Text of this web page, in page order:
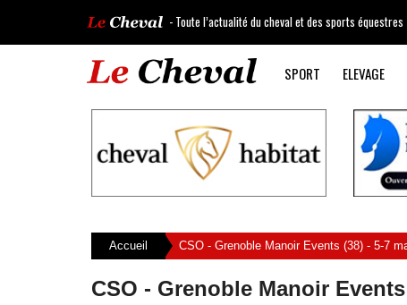
- Toute l’actualité du cheval et des sports équestres
SPORT ELEVAGE
Accueil CSO - Grenoble Manoir Events (38) - 5-7
CSO - Grenoble Manoir